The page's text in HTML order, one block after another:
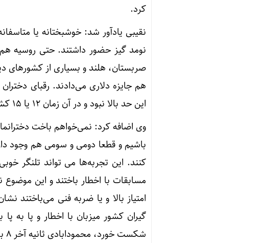
کرد.
نومد گیز حضور داشتند. حتی روسیه هم
صربستان، هلند و بسیاری از کشورهای
هم جایزه دلاری می‌دادند. رقبای
این حد بالا نبود و در آن زمان ۱۲ یا ۱۵ کشور شرکت می‌کردند.
وی اضافه کرد: نمی‌خواهم باخت
باشیم و قطعا دومی و سومی هم وجود
کنند. این تجربه‌ها می تواند تلنگر
مسابقات با اخطار باختند و این
امتیاز بالا و یا ضربه فنی می‌باختند
گیران کشور میزبان با اخطار و پا به
شکست خورد، محمودابادی ثانیه آخر ۸ بر ۸ بازی را واگذار کرد. ریحانه گیلانی دو بر صفر با اخطار باخت.